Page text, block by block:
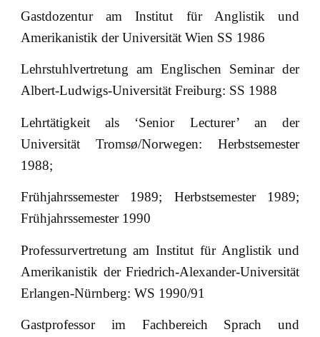
Gastdozentur am Institut für Anglistik und
Amerikanistik der Universität Wien SS 1986
Lehrstuhlvertretung am Englischen Seminar der
Albert-Ludwigs-Universität Freiburg: SS 1988
Lehrtätigkeit als ‘Senior Lecturer’ an der
Universität Tromsø/Norwegen: Herbstsemester
1988;
Frühjahrssemester 1989; Herbstsemester 1989;
Frühjahrssemester 1990
Professurvertretung am Institut für Anglistik und
Amerikanistik der Friedrich-Alexander-Universität
Erlangen-Nürnberg: WS 1990/91
Gastprofessor im Fachbereich Sprach und